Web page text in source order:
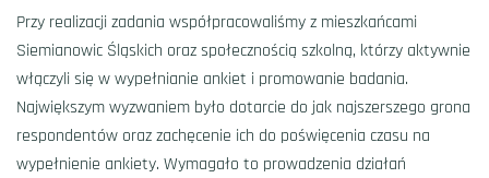
Przy realizacji zadania współpracowaliśmy z mieszkańcami
Siemianowic Śląskich oraz społecznością szkolną, którzy aktywnie
włączyli się w wypełnianie ankiet i promowanie badania.
Największym wyzwaniem było dotarcie do jak najszerszego grona
respondentów oraz zachęcenie ich do poświęcenia czasu na
wypełnienie ankiety. Wymagało to prowadzenia działań